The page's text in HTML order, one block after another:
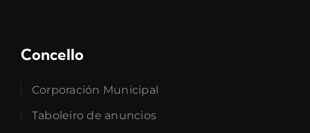
Concello
Corporación Municipal
Taboleiro de anuncios